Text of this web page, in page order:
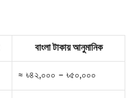
বাংলা টাকায় আনুমানিক
≈ ৳৪২,০০০ – ৳৫০,০০০